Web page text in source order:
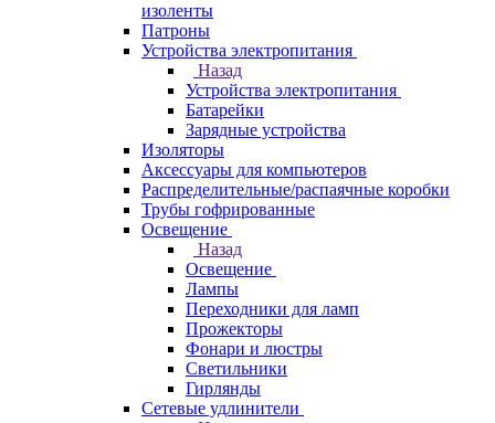
изоленты
Патроны
Устройства электропитания
Назад
Устройства электропитания
Батарейки
Зарядные устройства
Изоляторы
Аксессуары для компьютеров
Распределительные/распаячные коробки
Трубы гофрированные
Освещение
Назад
Освещение
Лампы
Переходники для ламп
Прожекторы
Фонари и люстры
Светильники
Гирлянды
Сетевые удлинители